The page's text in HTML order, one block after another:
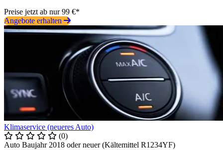
Preise jetzt ab nur 99 €*
Angebote erhalten
Klimaservice (neueres Auto)
(0)
Auto Baujahr 2018 oder neuer (Kältemittel R1234YF)